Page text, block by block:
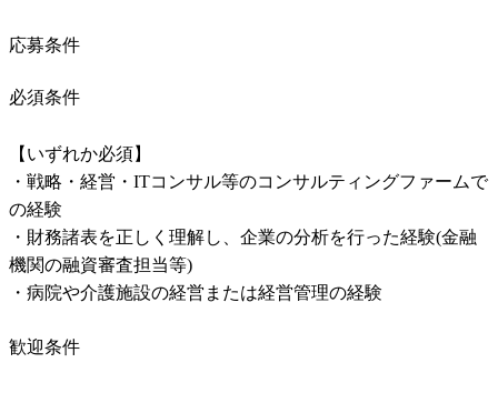
応募条件
必須条件
【いずれか必須】
・戦略・経営・ITコンサル等のコンサルティングファームで
の経験
・財務諸表を正しく理解し、企業の分析を行った経験(金融
機関の融資審査担当等)
・病院や介護施設の経営または経営管理の経験
歓迎条件